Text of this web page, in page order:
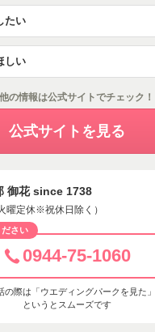
たい
しい
の情報は公式サイトでチェック！
公式サイトを見る
御花 since 1738
曜定休※祝休日除く）
ださい
0944-75-1060
の際は「ウエディングパークを見た」
というとスムーズです